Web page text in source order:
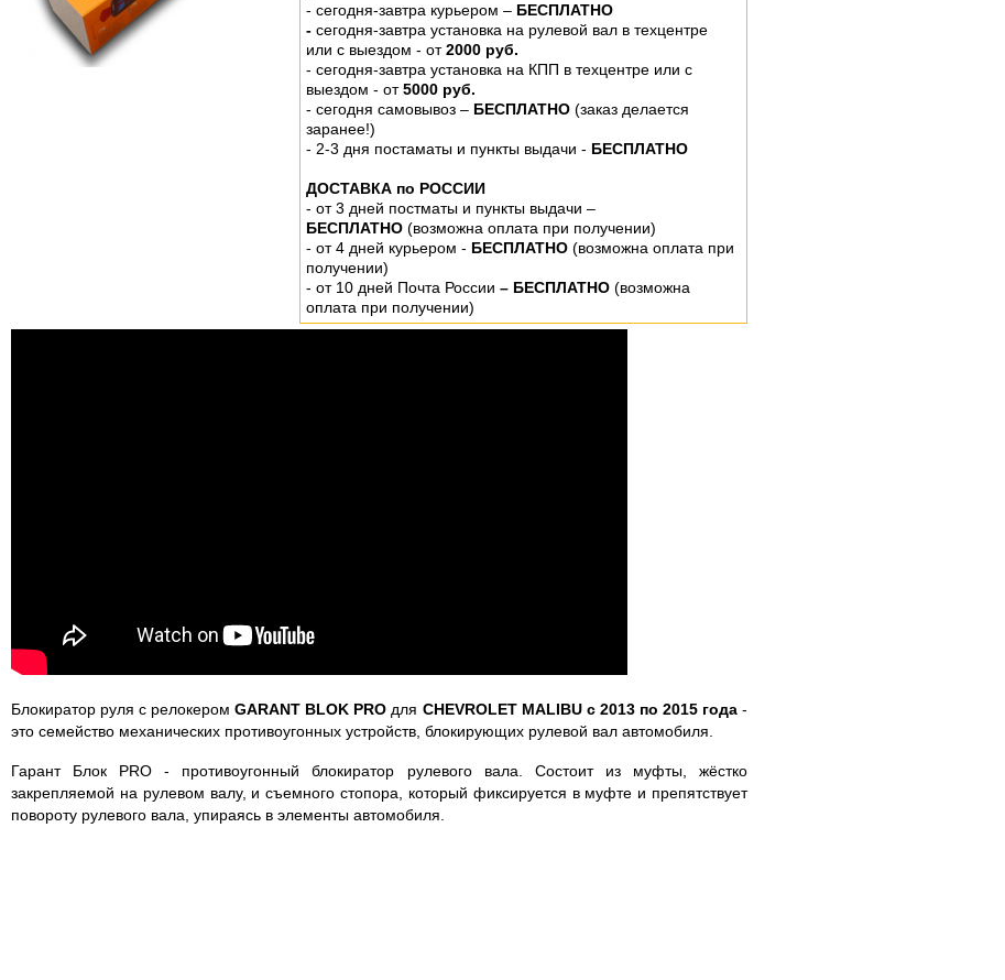
- сегодня-завтра курьером – БЕСПЛАТНО
- сегодня-завтра установка на рулевой вал в техцентре
или с выездом - от2000 руб.
- сегодня-завтра установка на КПП в техцентре или с
выездом - от5000 руб.
- сегодня самовывоз – БЕСПЛАТНО (заказ делается
заранее!)
- 2-3 дня постаматы и пункты выдачи - БЕСПЛАТНО
ДОСТАВКА по РОССИИ
- от 3 дней постматы и пункты выдачи –
БЕСПЛАТНО (возможна оплата при получении)
- от 4 дней курьером - БЕСПЛАТНО (возможна оплата при
получении)
- от 10 дней Почта России – БЕСПЛАТНО (возможна
оплата при получении)
Блокиратор руля с релокеромGARANT BLOK PRO для CHEVROLET MALIBU c 2013 по 2015 года-
это семейство механических противоугонных устройств, блокирующих рулевой вал автомобиля.
Гарант Блок PRO - противоугонный блокиратор рулевого вала. Состоит из муфты, жёстко
закрепляемой на рулевом валу, и съемного стопора, который фиксируется в муфте и препятствует
повороту рулевого вала, упираясь в элементы автомобиля.